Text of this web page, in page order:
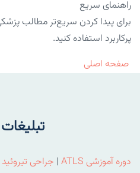
راهنمای سریع
برای پیدا کردن سریع‌تر مطالب
پرکاربرد استفاده کنید.
صفحه اصلی
دوره آموزشی ATLS | جراحی تیروئید